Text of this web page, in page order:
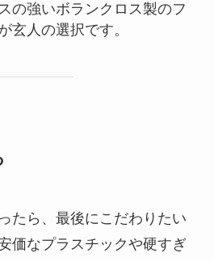
の強いボランクロス製のフ
玄人の選択です。
たら、最後にこだわりたい
価なプラスチックや硬すぎ